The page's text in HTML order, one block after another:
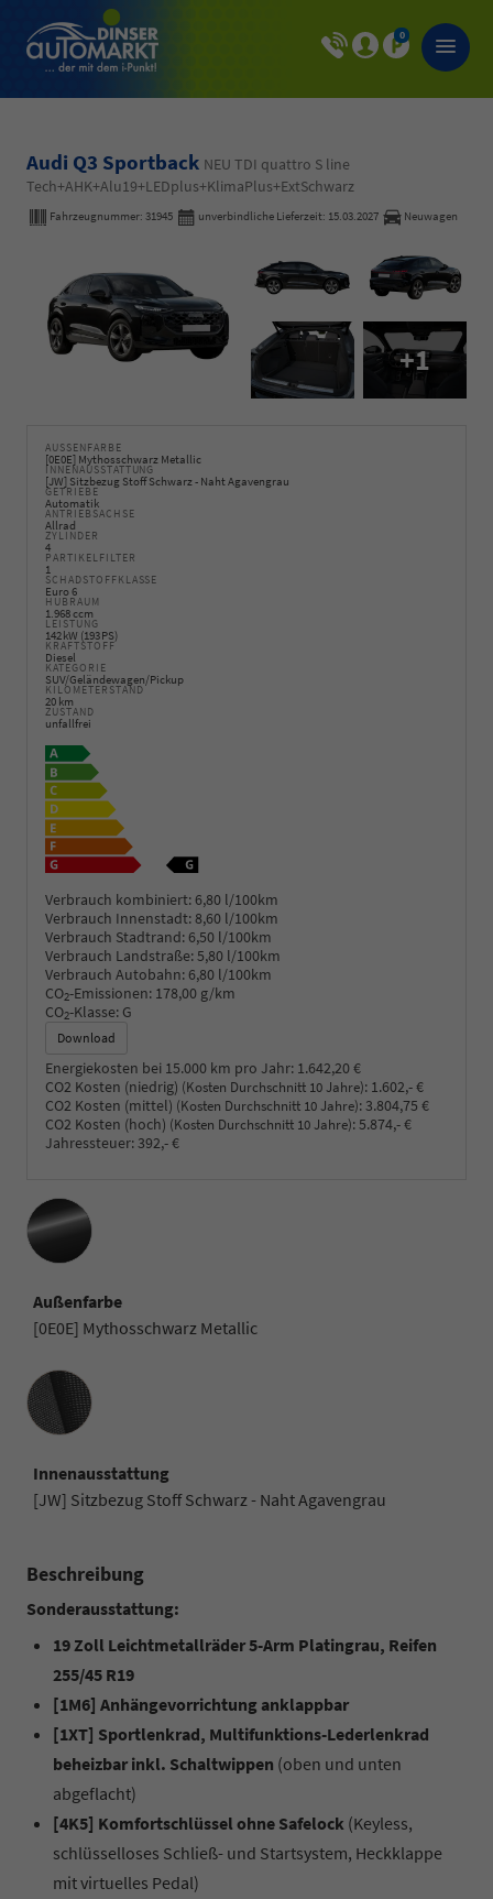
0
Audi Q3 Sportback NEU TDI quattro S line
Tech+AHK+Alu19+LEDplus+KlimaPlus+ExtSchwarz
Fahrzeugnummer: 31945 unverbindliche Lieferzeit: 15.03.2027 Neuwagen
+1
AUSSENFARBE
[0E0E] Mythosschwarz Metallic
INNENAUSSTATTUNG
[JW] Sitzbezug Stoff Schwarz - Naht Agavengrau
GETRIEBE
Automatik
ANTRIEBSACHSE
Allrad
ZYLINDER
4
PARTIKELFILTER
1
SCHADSTOFFKLASSE
Euro 6
HUBRAUM
1.968 ccm
LEISTUNG
142 kW (193 PS)
KRAFTSTOFF
Diesel
KATEGORIE
SUV/Geländewagen/Pickup
KILOMETERSTAND
20 km
ZUSTAND
unfallfrei
Verbrauch kombiniert: 6,80 l/100km
Verbrauch Innenstadt:8,60 l/100km
Verbrauch Stadtrand: 6,50 l/100km
Verbrauch Landstraße:5,80 l/100km
Verbrauch Autobahn: 6,80 l/100km
CO2-Emissionen: 178,00 g/km
CO2-Klasse: G
Download
Energiekosten bei 15.000 km pro Jahr: 1.642,20 €
CO2 Kosten (niedrig) (Kosten Durchschnitt 10 Jahre): 1.602,- €
CO2 Kosten (mittel) (Kosten Durchschnitt 10 Jahre):3.804,75 €
CO2 Kosten (hoch) (Kosten Durchschnitt 10 Jahre):5.874,- €
Jahressteuer:392,- €
Außenfarbe
[0E0E] Mythosschwarz Metallic
Innenausstattung
Innenausstattung
[JW] Sitzbezug Stoff Schwarz - Naht Agavengrau
Beschreibung
Sonderausstattung:
19 Zoll Leichtmetallräder 5-Arm Platingrau, Reifen
255/45 R19
[1M6] Anhängevorrichtung anklappbar
[1XT] Sportlenkrad, Multifunktions-Lederlenkrad
beheizbar inkl. Schaltwippen (oben und unten
abgeflacht)
[4K5] Komfortschlüssel ohne Safelock (Keyless,
schlüsselloses Schließ- und Startsystem, Heckklappe
mit virtuelles Pedal)